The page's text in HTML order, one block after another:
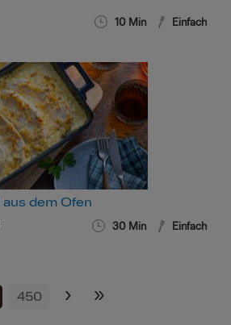
10 Min Einfach
dem Ofen
30 Min Einfach
450 › »